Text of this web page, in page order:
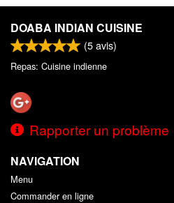
DOABA INDIAN CUISINE
(5avis)
Repas: Cuisine indienne
Rapporter un problème
NAVIGATION
Menu
Commander en ligne